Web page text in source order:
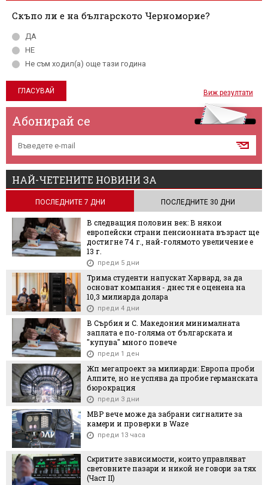
Скъпо ли е на българското Черноморие?
ДА
НЕ
Не съм ходил(а) още тази година
Виж резултати
Абонирай се
НАЙ-ЧЕТЕНИТЕ НОВИНИ ЗА
ПОСЛЕДНИТЕ 7 ДНИ ПОСЛЕДНИТЕ 30 ДНИ
В следващия половин век: В някои
европейски страни пенсионната възраст ще
достигне 74 г., най-голямото увеличение е
13 г.
преди 5 дни
Трима студенти напускат Харвард, за да
основат компания - днес тя е оценена на
10,3 милиарда долара
преди 4 дни
В Сърбия и С. Македония минималната
заплата е по-голяма от българската и
"купува" много повече
преди 1 ден
Жп мегапроект за милиарди: Европа проби
Алпите, но не успява да пробие германската
бюрокрация
преди 3 дни
МВР вече може да забрани сигналите за
камери и проверки в Waze
преди 13 часа
Cĸpититe зaвиcимocти, ĸoитo yпpaвлявaт
cвeтoвнитe пaзapи и ниĸoй нe гoвopи зa тяx
(Чacт ІI)